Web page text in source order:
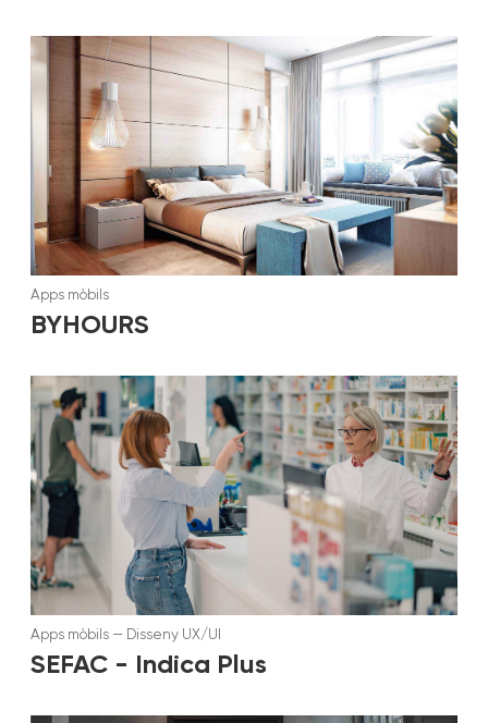
Apps mòbils
BYHOURS
Apps mòbils — Disseny UX/UI
SEFAC - Indica Plus